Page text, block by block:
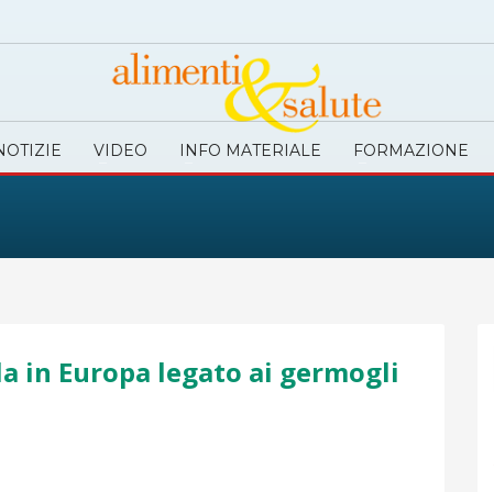
VIDEO INFO MATERIALE FORMAZIONE
in Europa legato ai germogli